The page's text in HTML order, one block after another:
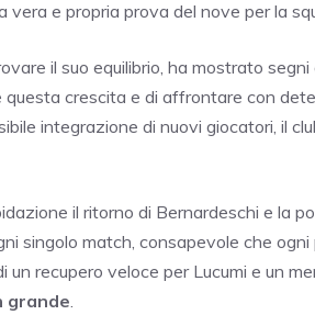
vera e propria prova del nove per la
il suo equilibrio, ha mostrato
crescita e di affrontare con
integrazione di nuovi giocatori, il
il ritorno di Bernardeschi e la
singolo match, consapevole che
un recupero veloce per Lucumi e un
grande